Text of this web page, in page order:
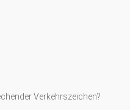
Verkehrszeichen?